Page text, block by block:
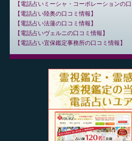
電話占いミーシャ・コーポレーションの
電話占い陸奥の口コミ情報
電話占い法蓮の口コミ情報
電話占いヴェルニの口コミ情報
電話占い宜保鑑定事務所の口コミ情報